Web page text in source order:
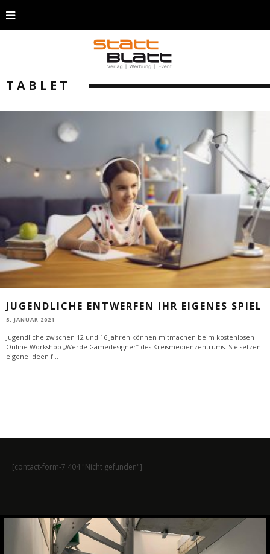
TABLET
JUGENDLICHE ENTWERFEN IHR EIGENES SPIEL
5. JANUAR 2021
Jugendliche zwischen 12 und 16 Jahren können mitmachen beim kostenlosen
Online-Workshop „Werde Gamedesigner“ des Kreismedienzentrums. Sie setzen
eigene Ideen f...
[contact-form-7 404 "Nicht gefunden"]